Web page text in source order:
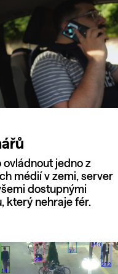
ovládnout jedno z
médií v zemi, server
dostupnými
který nehraje fér.